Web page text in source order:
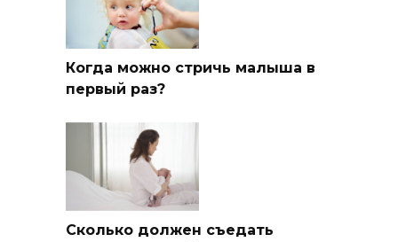
Когда можно стричь малыша в
первый раз?
Сколько должен съедать